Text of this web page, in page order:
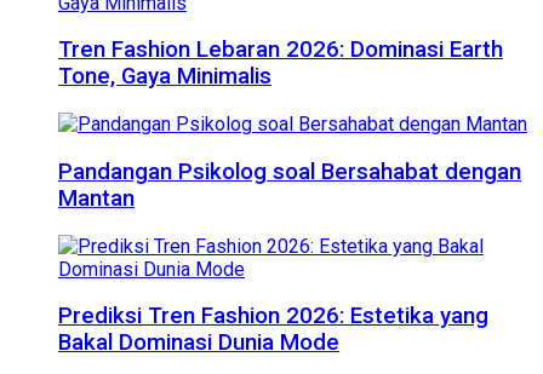
Tren Fashion Lebaran 2026: Dominasi Earth
Tone, Gaya Minimalis
Pandangan Psikolog soal Bersahabat dengan
Mantan
Prediksi Tren Fashion 2026: Estetika yang
Bakal Dominasi Dunia Mode